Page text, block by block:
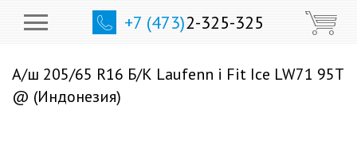
+7 (473)2-325-325
А/ш 205/65 R16 Б/К Laufenn i Fit Ice LW71 95T
@ (Индонезия)